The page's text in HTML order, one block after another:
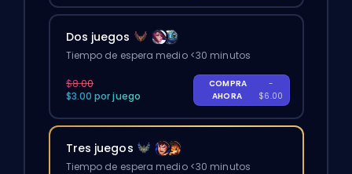
Dos juegos
Tiempo de espera medio <30 minutos
$8.00
$3.00 por juego
COMPRA
AHORA
-
$6.00
Tres juegos
Tiempo de espera medio <30 minutos